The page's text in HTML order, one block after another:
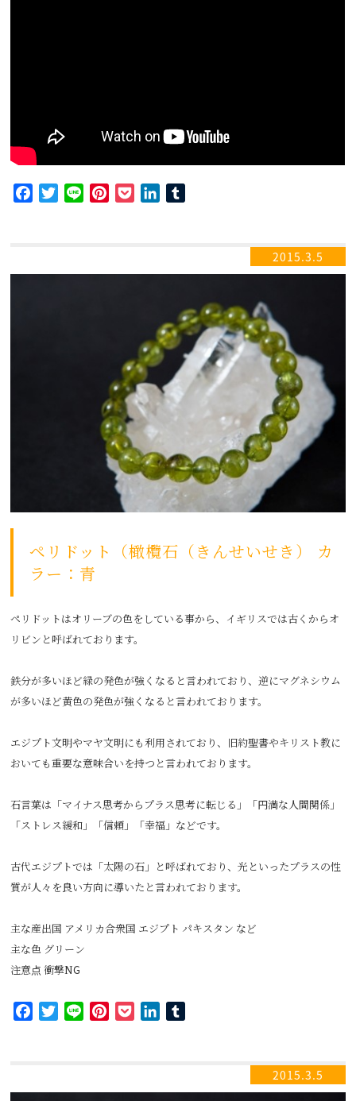
FacebookTwitterLine PinterestPocketLinkedIn
2015.3.5
ペリドット（橄欖石（きんせいせき） カ
ラー：青
ペリドットはオリーブの色をしている事から、イギリスでは古くからオ
リビンと呼ばれております。
鉄分が多いほど緑の発色が強くなると言われており、逆にマグネシウム
が多いほど黄色の発色が強くなると言われております。
エジプト文明やマヤ文明にも利用されており、旧約聖書やキリスト教に
おいても重要な意味合いを持つと言われております。
石言葉は「マイナス思考からプラス思考に転じる」「円満な人間関係」
「ストレス緩和」「信頼」「幸福」などです。
古代エジプトでは「太陽の石」と呼ばれており、光といったプラスの性
質が人々を良い方向に導いたと言われております。
主な産出国 アメリカ合衆国 エジプト パキスタン など
主な色 グリーン
注意点 衝撃NG
FacebookTwitterLine PinterestPocketLinkedIn
2015.3.5